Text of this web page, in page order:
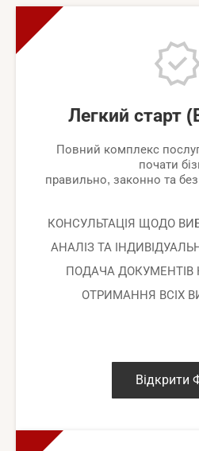
Легкий старт
Повний комплекс
почати
правильно, законно та
КОНСУЛЬТАЦІЯ ЩОДО
АНАЛІЗ ТА
ПОДАЧА ДОКУМЕНТІВ
ОТРИМАННЯ ВСІХ
Відкрити